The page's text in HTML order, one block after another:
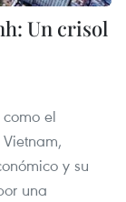
Un crisol
el
y su
una